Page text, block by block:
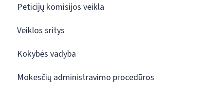
Peticijų komisijos veikla
Veiklos sritys
Kokybės vadyba
Mokesčių administravimo procedūros